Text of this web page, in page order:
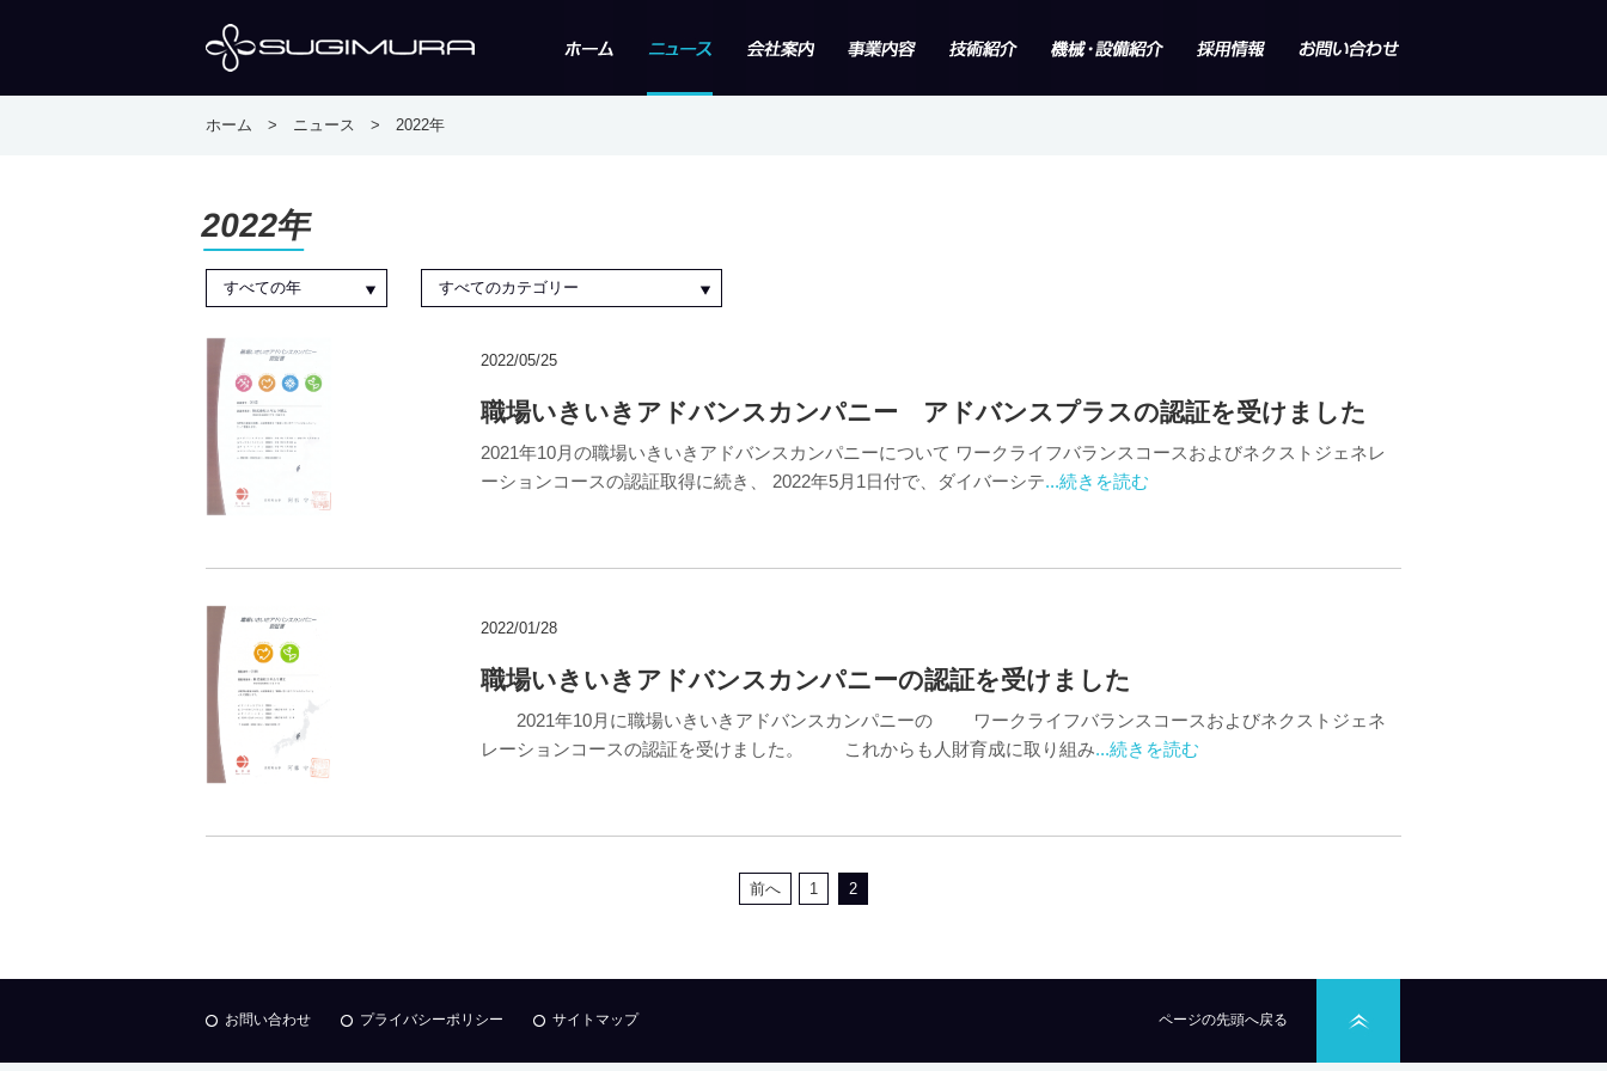
ホーム > ニュース > 2022年
2022年
すべての年 すべてのカテゴリー
2022/05/25
職場いきいきアドバンスカンパニー アドバンスプラスの認証を受けました
2021年10月の職場いきいきアドバンスカンパニーについて ワークライフバランスコースおよびネクストジェネレ
ーションコースの認証取得に続き、 2022年5月1日付で、ダイバーシテ...続きを読む
2022/01/28
職場いきいきアドバンスカンパニーの認証を受けました
2021年10月に職場いきいきアドバンスカンパニーの ワークライフバランスコースおよびネクストジェネ
レーションコースの認証を受けました。 これからも人財育成に取り組み...続きを読む
前へ 1 2
お問い合わせ プライバシーポリシー サイトマップ ページの先頭へ戻る